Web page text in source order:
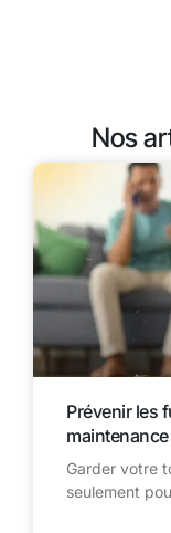
Nos
Prévenir les
maintenance
Garder votre
seulement